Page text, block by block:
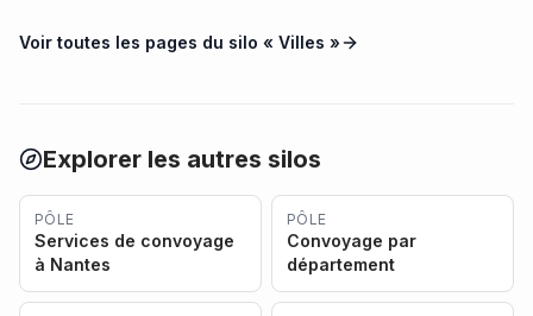
Voir toutes les pages du silo « Villes »
Explorer les autres silos
PÔLE
Services de convoyage
à Nantes
PÔLE
Convoyage par
département